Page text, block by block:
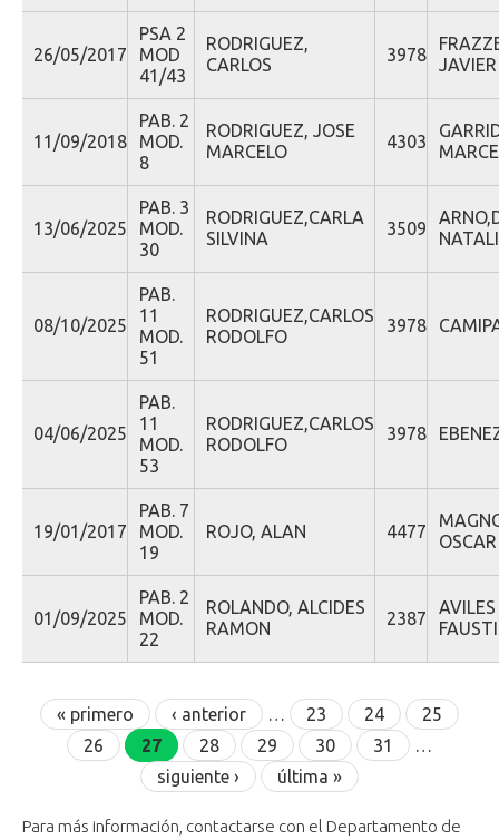
26/05/2017
PSA 2
MOD
41/43
RODRIGUEZ,
CARLOS
3978
JAVIER
11/09/2018
PAB. 2
MOD.
8
RODRIGUEZ, JOSE
MARCELO
4303
13/06/2025
PAB. 3
MOD.
30
RODRIGUEZ,CARLA
SILVINA
3509
08/10/2025
PAB.
11
MOD.
51
RODRIGUEZ,CARLOS
RODOLFO
3978
04/06/2025
PAB.
11
MOD.
53
RODRIGUEZ,CARLOS
RODOLFO
3978
19/01/2017
PAB. 7
MOD.
19
ROJO, ALAN 4477
OSCAR
01/09/2025
PAB. 2
MOD.
22
ROLANDO, ALCIDES
RAMON
2387
Páginas
« primero ‹ anterior … 23 24
25
26
27 28 29 30 31
…
siguiente ›
última »
Para más información, contactarse con el Departamento de